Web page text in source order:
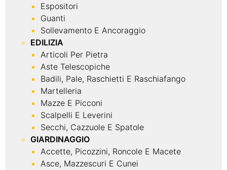
Espositori
Guanti
Sollevamento E Ancoraggio
EDILIZIA
Articoli Per Pietra
Aste Telescopiche
Badili, Pale, Raschietti E Raschiafango
Martelleria
Mazze E Picconi
Scalpelli E Leverini
Secchi, Cazzuole E Spatole
GIARDINAGGIO
Accette, Picozzini, Roncole E Macete
Asce, Mazzescuri E Cunei